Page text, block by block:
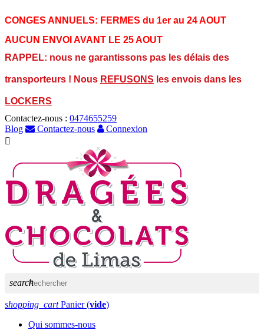
CONGES ANNUELS: FERMES du 1er au 24 AOUT
AUCUN ENVOI AVANT LE 25 AOUT
RAPPEL: nous ne garantissons pas les délais des
transporteurs ! Nous REFUSONS les envois dans les
LOCKERS
Contactez-nous : 0474655259
Blog
Contactez-nous
Connexion

search
shopping_cart Panier (vide)
Qui sommes-nous